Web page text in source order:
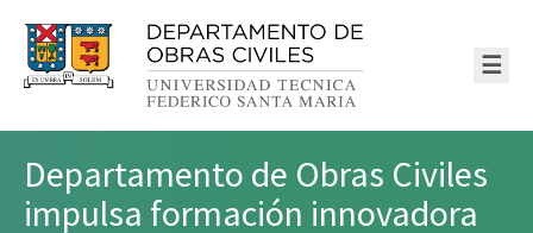
☰
Departamento de Obras Civiles
impulsa formación innovadora